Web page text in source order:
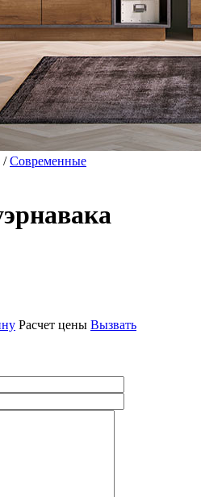
/Современные
Расчет цены Вызвать